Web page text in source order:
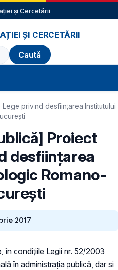
și Cercetării
ȘI CERCETĂRII
privind desființarea Institutului
Proiect
desființarea
Romano-
2017
în condițiile Legii nr. 52/2003
în administrația publică, dar si